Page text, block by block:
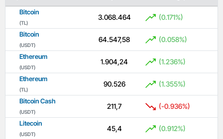
Bitcoin
(TL)
3.068.464 (0.171%)
Bitcoin
(USDT)
64.547,58 (0.058%)
Ethereum
(USDT)
1.904,24 (1.236%)
Ethereum
(TL)
90.526 (1.355%)
Bitcoin Cash
(USDT)
211,7 (-0.936%)
Litecoin
(USDT)
45,4 (0.912%)